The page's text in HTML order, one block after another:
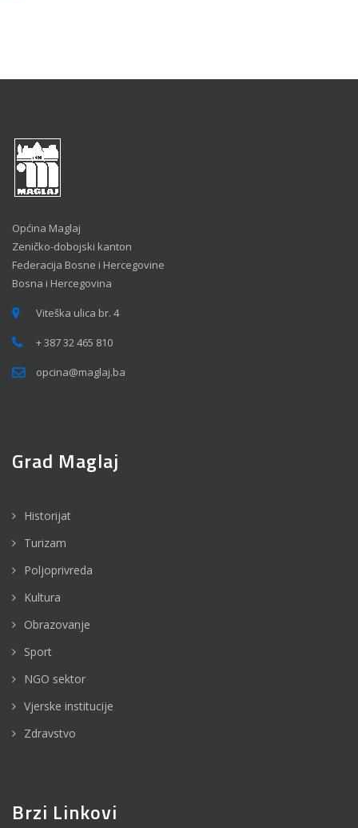
Općina Maglaj
Zeničko-dobojski kanton
Federacija Bosne i Hercegovine
Bosna i Hercegovina
Viteška ulica br. 4
+ 387 32 465 810
opcina@maglaj.ba
Grad Maglaj
Historijat
Turizam
Poljoprivreda
Kultura
Obrazovanje
Sport
NGO sektor
Vjerske institucije
Zdravstvo
Brzi Linkovi